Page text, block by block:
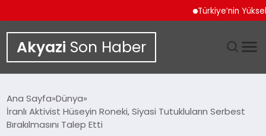
Türkiye’nin Yüksek
Akyazi Son Haber
SIYASET
Ana Sayfa Dünya
İranlı Aktivist Hüseyin Roneki, Siyasi Tutukluların Serbest
Bırakılmasını Talep Etti